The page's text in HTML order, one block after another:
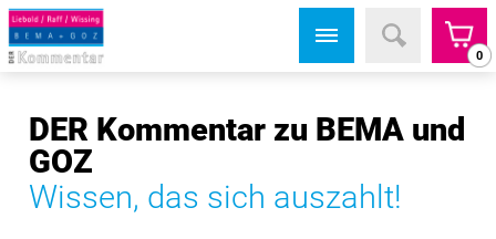
0
DER Kommentar zu BEMA und
GOZ
Wissen, das sich auszahlt!